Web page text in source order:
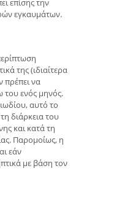
επίσης την
εγκαυμάτων.
της (ιδιαίτερα
πρέπει να
του ενός μηνός.
αυτό το
διάρκεια του
και κατά τη
Παρομοίως, η
εάν
με βάση τον